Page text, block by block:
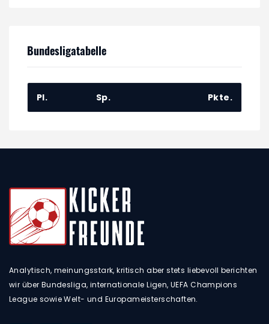
Bundesligatabelle
Pl. Sp. Pkte.
Analytisch, meinungsstark, kritisch aber stets liebevoll berichten
wir über Bundesliga, internationale Ligen, UEFA Champions
League sowie Welt- und Europameisterschaften.